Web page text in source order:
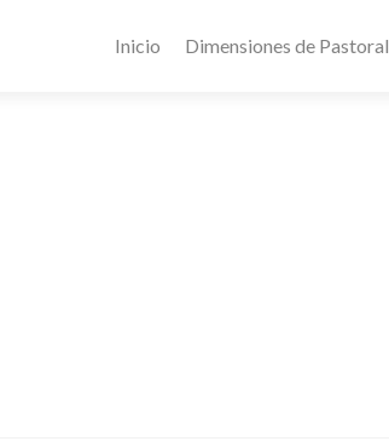
Inicio Dimensiones de Pastoral